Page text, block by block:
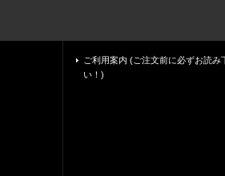
ご利用案内 (ご注文前に必ずお読み
い！)